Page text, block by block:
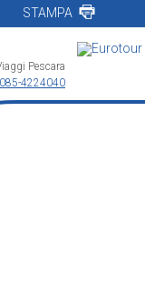
STAMPA
Pescara
085-4224040